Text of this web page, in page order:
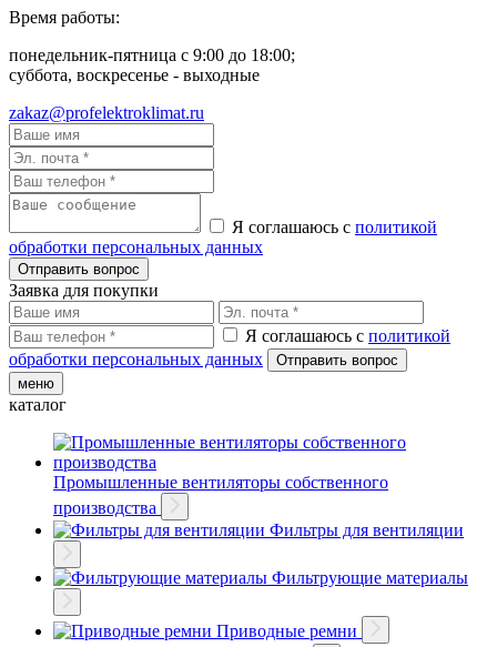
Время работы:
понедельник-пятница с 9:00 до 18:00;
суббота, воскресенье - выходные
zakaz@profelektroklimat.ru
Я соглашаюсь с политикой
обработки персональных данных
Заявка для покупки
Я соглашаюсь с политикой
обработки персональных данных
меню
каталог
Промышленные вентиляторы собственного
производства
Фильтры для вентиляции
Фильтрующие материалы
Приводные ремни